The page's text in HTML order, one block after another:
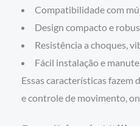
Compatibilidade com
Design compacto e
Resistência a choques,
Fácil instalação e
Essas características
e controle de movimento,